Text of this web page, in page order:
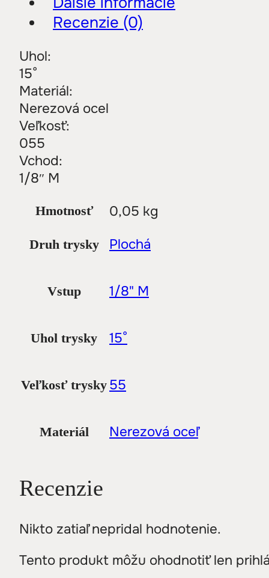
Recenzie (0)
Uhol:
15°
Materiál:
Nerezová ocel
Veľkosť:
055
Vchod:
1/8″ M
Hmotnosť 0,05 kg
Druh trysky Plochá
Vstup 1/8" M
Uhol trysky 15°
Veľkosť trysky 55
Materiál Nerezová oceľ
Recenzie
Nikto zatiaľ nepridal hodnotenie.
Tento produkt môžu ohodnotiť len